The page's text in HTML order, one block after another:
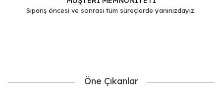
Sipariş öncesi ve sonrası tüm süreçlerde yanınızdayız.
Öne Çıkanlar